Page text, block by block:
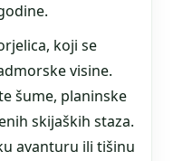
koji se
visine.
šume, planinske
skijaških staza.
avanturu ili tišinu